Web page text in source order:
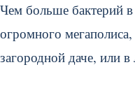
Чем больше бактерий
огромного
загородной даче, или в